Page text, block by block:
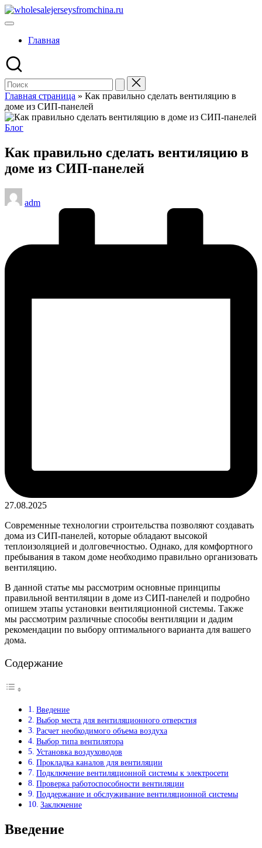
Перейти
к
Главная
Главная страница » Как правильно сделать вентиляцию в
доме из СИП-панелей
Опубликовано
Блог
Как правильно сделать вентиляцию в
доме из СИП-панелей
Запись
от
adm
27.08.2025
Современные технологии строительства позволяют создавать
дома из СИП-панелей, которые обладают высокой
теплоизоляцией и долговечностью. Однако, для комфортного
пребывания в таком доме необходимо правильно организовать
вентиляцию.
В данной статье мы рассмотрим основные принципы
правильной вентиляции в доме из СИП-панелей и подробно
опишем этапы установки вентиляционной системы. Также
мы рассмотрим различные способы вентиляции и дадим
рекомендации по выбору оптимального варианта для вашего
дома.
Содержание
Введение
Выбор места для вентиляционного отверстия
Расчет необходимого объема воздуха
Выбор типа вентилятора
Установка воздуховодов
Прокладка каналов для вентиляции
Подключение вентиляционной системы к электросети
Проверка работоспособности вентиляции
Поддержание и обслуживание вентиляционной системы
Заключение
Введение